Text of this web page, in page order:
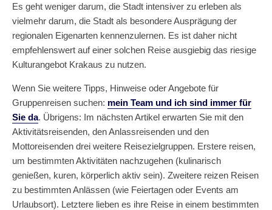
Es geht weniger darum, die Stadt intensiver zu erleben als
vielmehr darum, die Stadt als besondere Ausprägung der
regionalen Eigenarten kennenzulernen. Es ist daher nicht
empfehlenswert auf einer solchen Reise ausgiebig das riesige
Kulturangebot Krakaus zu nutzen.
Wenn Sie weitere Tipps, Hinweise oder Angebote für
Gruppenreisen suchen: mein Team und ich sind immer für
Sie da. Übrigens: Im nächsten Artikel erwarten Sie mit den
Aktivitätsreisenden, den Anlassreisenden und den
Mottoreisenden drei weitere Reisezielgruppen. Erstere reisen,
um bestimmten Aktivitäten nachzugehen (kulinarisch
genießen, kuren, körperlich aktiv sein). Zweitere reizen Reisen
zu bestimmten Anlässen (wie Feiertagen oder Events am
Urlaubsort). Letztere lieben es ihre Reise in einem bestimmten